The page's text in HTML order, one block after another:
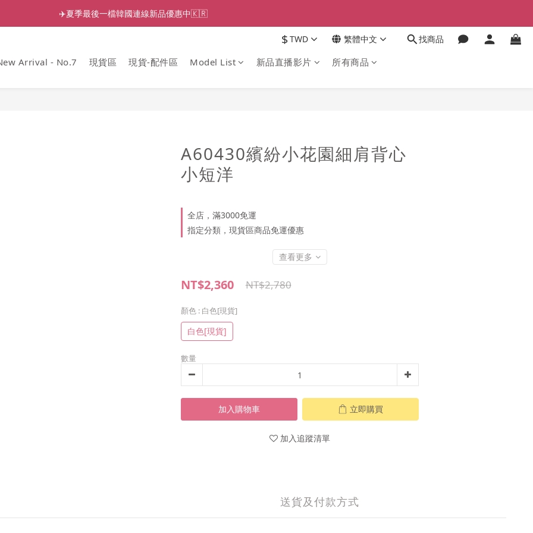
✈️夏季最後一檔韓國連線新品優惠中🇰🇷
$TWD 繁體中文 找商品
Arrival - No.7 現貨區 現貨-配件區 Model List 新品直播影片 所有商品
A60430繽紛小花園細肩背心
小短洋
全店，滿3000免運
指定分類，現貨區商品免運優惠
查看更多
NT$2,360 NT$2,780
顏色 : 白色[現貨]
白色[現貨]
數量
加入購物車 立即購買
加入追蹤清單
送貨及付款方式